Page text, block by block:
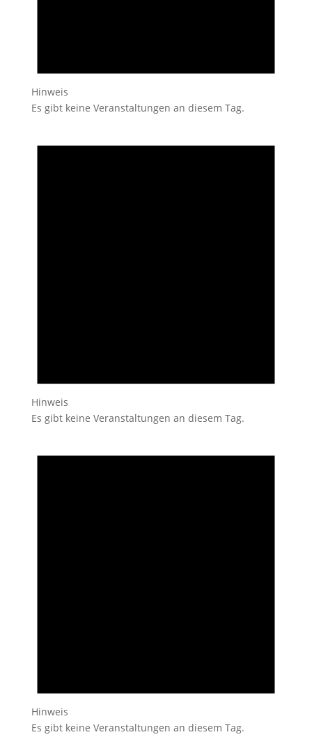
Hinweis
Es gibt keine Veranstaltungen an diesem Tag.
Hinweis
Es gibt keine Veranstaltungen an diesem Tag.
Hinweis
Es gibt keine Veranstaltungen an diesem Tag.